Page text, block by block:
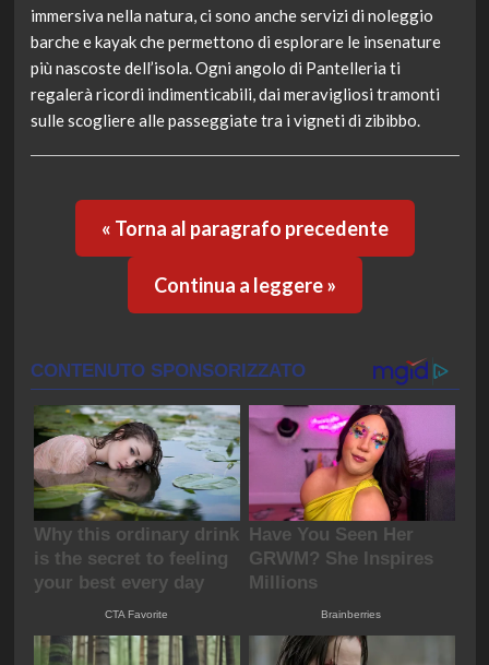
immersiva nella natura, ci sono anche servizi di noleggio
barche e kayak che permettono di esplorare le insenature
più nascoste dell’isola. Ogni angolo di Pantelleria ti
regalerà ricordi indimenticabili, dai meravigliosi tramonti
sulle scogliere alle passeggiate tra i vigneti di zibibbo.
« Torna al paragrafo precedente
Continua a leggere »